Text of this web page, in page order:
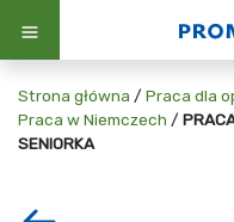
Strona główna / Praca dla
Praca w Niemczech /
SENIORKA